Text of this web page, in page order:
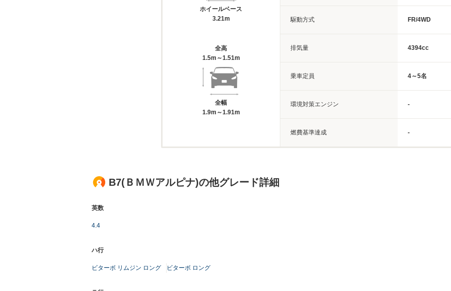
ホイールベース
3.21m
全高
1.5m～1.51m
全幅
1.9m～1.91m
駆動方式 FR/4WD
排気量 4394cc
乗車定員 4～5名
環境対策エンジン -
燃費基準達成 -
B7(ＢＭＷアルピナ)の他グレード詳細
英数
4.4
ハ行
ビターボ リムジン ロング ビターボ ロング